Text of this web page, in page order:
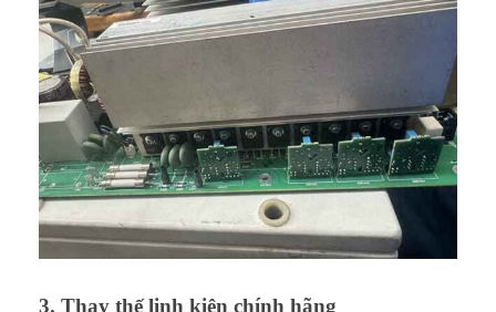
3. Thay thế linh kiện chính hãng